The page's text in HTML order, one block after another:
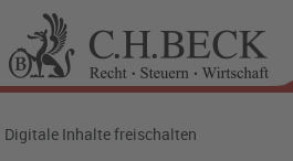
Digitale Inhalte freischalten